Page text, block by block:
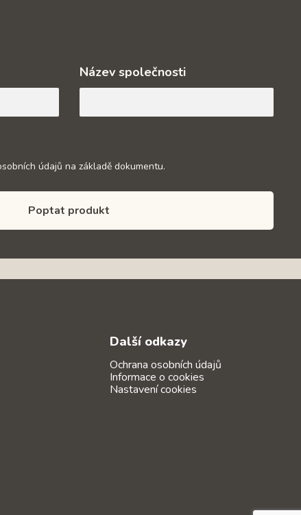
Název společnosti
údajů na základě dokumentu.
Poptat produkt
Další odkazy
Ochrana osobních údajů
Informace o cookies
Nastavení cookies